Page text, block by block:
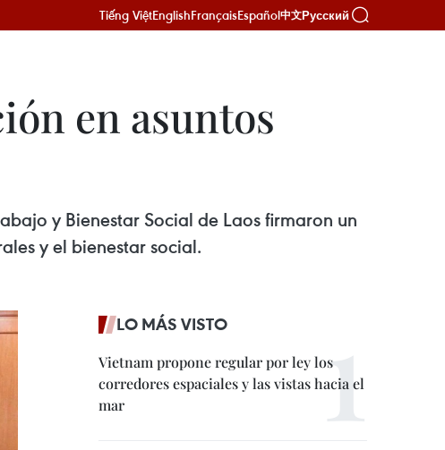
Tiếng ViệtEnglishFrançaisEspañol中文Русский
en asuntos
y Bienestar Social de Laos firmaron un
y el bienestar social.
LO MÁS VISTO
Vietnam propone regular por ley los
corredores espaciales y las vistas hacia el
mar